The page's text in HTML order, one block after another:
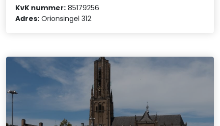
KvK nummer: 85179256
Adres: Orionsingel 312